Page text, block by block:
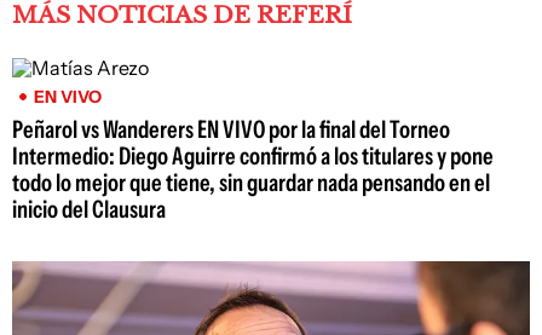
MÁS NOTICIAS DE REFERÍ
EN VIVO
Peñarol vs Wanderers EN VIVO por la final del Torneo
Intermedio: Diego Aguirre confirmó a los titulares y pone
todo lo mejor que tiene, sin guardar nada pensando en el
inicio del Clausura